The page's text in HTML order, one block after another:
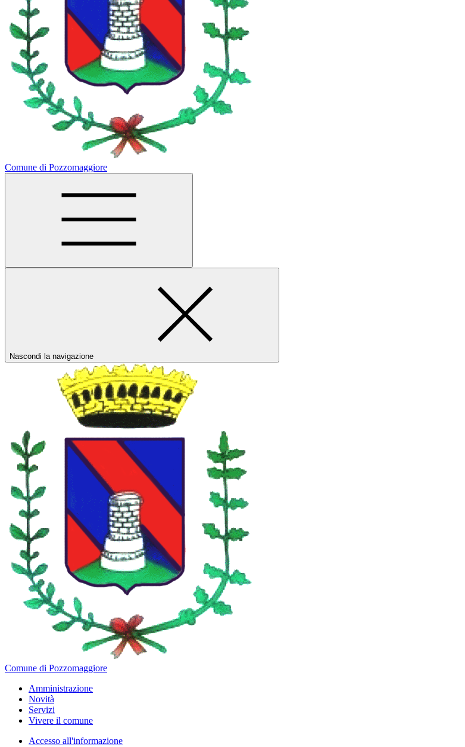
Comune di Pozzomaggiore
Nascondi la navigazione
Comune di Pozzomaggiore
Amministrazione
Novità
Servizi
Vivere il comune
Accesso all'informazione